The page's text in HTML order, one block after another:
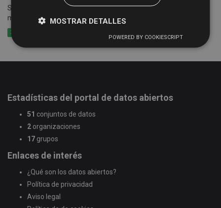
Suma de las cuotas tributarias del impuesto por epígrafes y
municipios
XLSX
Estadísticas del portal de datos abiertos
51 conjuntos de datos
2 organizaciones
17 grupos
Enlaces de interés
¿Qué son los datos abiertos?
Política de privacidad
Aviso legal
MOSTRAR DETALLES
POWERED BY COOKIESCRIPT